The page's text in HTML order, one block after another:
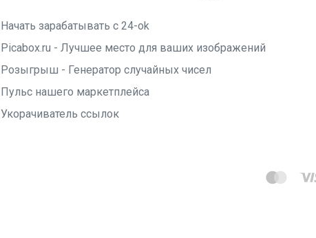
Начать зарабатывать с 24-ok
Picabox.ru - Лучшее место для ваших изображений
Розыгрыш - Генератор случайных чисел
Пульс нашего маркетплейса
Укорачиватель ссылок